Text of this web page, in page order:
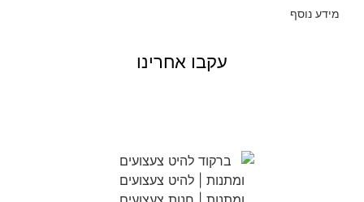
מידע נוסף
עקבו אחרינו